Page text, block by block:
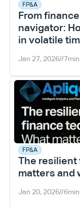
FP&A
From
navigator:
in volatile
Jan 27, 2026//7
FP&A
The resilient
matters and
Jan 20, 2026//6